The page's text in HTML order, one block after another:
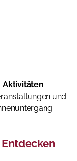
Aktivitäten
und